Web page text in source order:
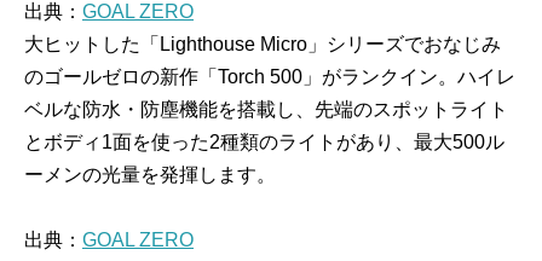
出典： GOAL ZERO
大ヒットした「Lighthouse Micro」シリーズでおなじみ
のゴールゼロの新作「Torch 500」がランクイン。ハイレ
ベルな防水・防塵機能を搭載し、先端のスポットライト
とボディ1面を使った2種類のライトがあり、最大500ル
ーメンの光量を発揮します。
出典： GOAL ZERO